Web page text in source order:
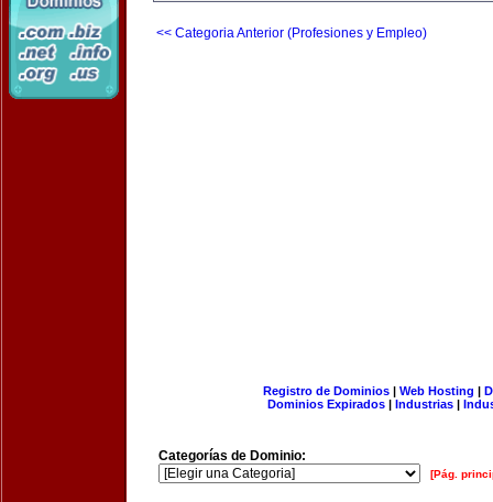
<< Categoria Anterior (Profesiones y Empleo)
Registro de Dominios| Web Hosting |
Dominios Expirados | Industrias |
Categorías de Dominio:
[Pág.